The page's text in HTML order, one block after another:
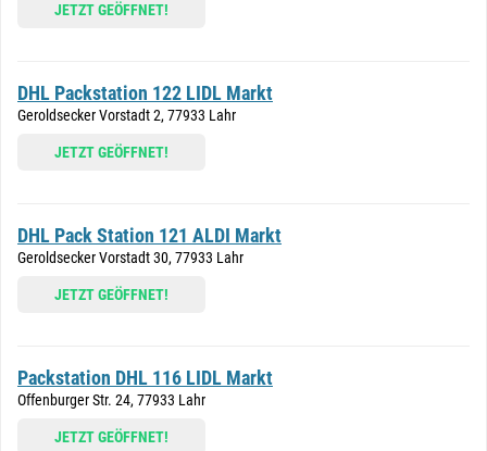
JETZT GEÖFFNET!
DHL Packstation 122 LIDL Markt
Geroldsecker Vorstadt 2, 77933 Lahr
JETZT GEÖFFNET!
DHL Pack Station 121 ALDI Markt
Geroldsecker Vorstadt 30, 77933 Lahr
JETZT GEÖFFNET!
Packstation DHL 116 LIDL Markt
Offenburger Str. 24, 77933 Lahr
JETZT GEÖFFNET!